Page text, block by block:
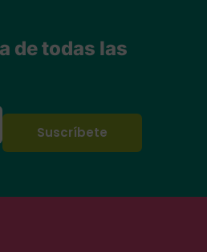
de todas las